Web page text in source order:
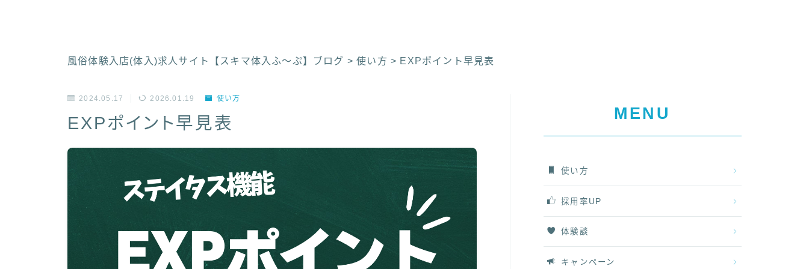
風俗体験入店(体入)求人サイト【スキマ体入ふ〜ぷ】ブログ >使い方 > EXPポイント早見表
2024.05.17 2026.01.19 使い方
EXPポイント早見表 MENU
使い方
採用率UP
体験談
キャンペーン